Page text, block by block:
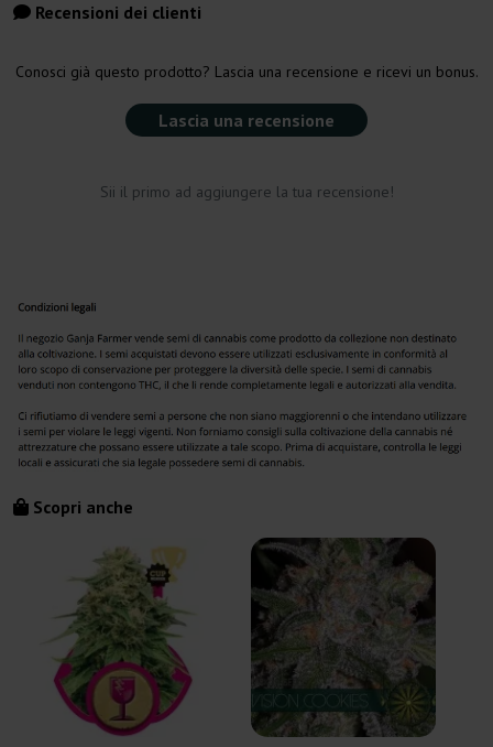
Recensioni dei clienti
Conosci già questo prodotto? Lascia una recensione e ricevi un bonus.
Lascia una recensione
Sii il primo ad aggiungere la tua recensione!
Scopri anche